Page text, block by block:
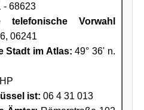
- 68623
telefonische Vorwahl
06241
Stadt im Atlas: 49° 36' n.
HP
ist: 06 4 31 013